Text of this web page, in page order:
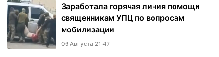
Заработала горячая линия помощи
священникам УПЦ по вопросам
мобилизации
06 Августа 21:47